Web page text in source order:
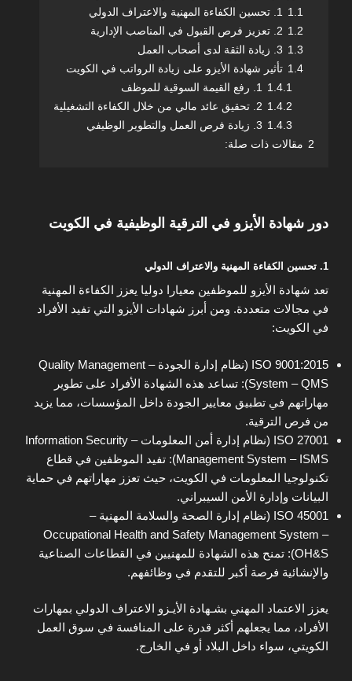
1.1
1. تحسين الكفاءة المهنية والاعتراف الدولي
1.2 2. تعزيز فرص القبول في المناصب الإدارية
1.3 3. زيادة الثقة لدى أصحاب العمل
1.4 تأثير شهادة الأيزو على زيادة الرواتب في الكويت
1.4.1
1. رفع القيمة السوقية للموظف
1.4.2 2. تحقيق عائد مالي من خلال الكفاءة التشغيلية
1.4.3 3. زيادة فرص العمل والتطوير الوظيفي
2 مقالات ذات صلة:
دور شهادة الأيزو في الترقية الوظيفية في الكويت
1. تحسين الكفاءة المهنية والاعتراف الدولي
تعد شهادة الأيزو للموظفين معيارا دوليا يعزز الكفاءة المهنية
في مجالات متعددة. ومن أبرز شهادات الأيزو التي تفيد الأفراد
في الكويت:
ISO 9001:2015 (نظام إدارة الجودة – Quality Management
System – QMS): تساعد هذه الشهادة الأفراد على تطوير
مهاراتهم في تطبيق معايير الجودة داخل المؤسسات، مما يزيد
من فرص الترقية.
ISO 27001 (نظام إدارة أمن المعلومات – Information Security
Management System – ISMS): تفيد الموظفين في قطاع
تكنولوجيا المعلومات في الكويت، حيث تعزز مهاراتهم في حماية
البيانات وإدارة الأمن السيبراني.
ISO 45001 (نظام إدارة الصحة والسلامة المهنية –
Occupational Health and Safety Management System –
OH&S): تمنح هذه الشهادة للمهنيين في القطاعات الصناعية
والإنشائية فرصة أكبر للتقدم في وظائفهم.
يعزز الاعتماد المهني بشـهادة الأيـزو الاعتراف الدولي بمهارات
الأفراد، مما يجعلهم أكثر قدرة على المنافسة في سوق العمل
الكويتي، سواء داخل البلاد أو في الخارج.